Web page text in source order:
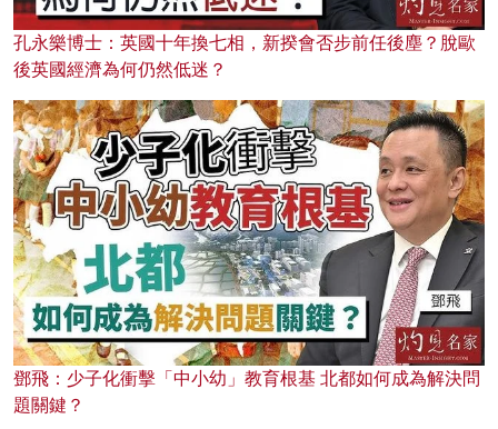
孔永樂博士：英國十年換七相，新揆會否步前任後塵？脫歐
後英國經濟為何仍然低迷？
鄧飛：少子化衝擊「中小幼」教育根基 北都如何成為解決問
題關鍵？